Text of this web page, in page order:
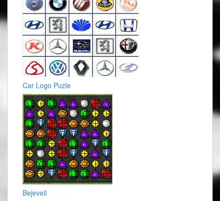
Car Logo Puzle
Bejevell